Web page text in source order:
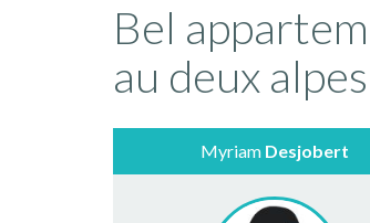
Bel
au deux alpes
Myriam Desjobert